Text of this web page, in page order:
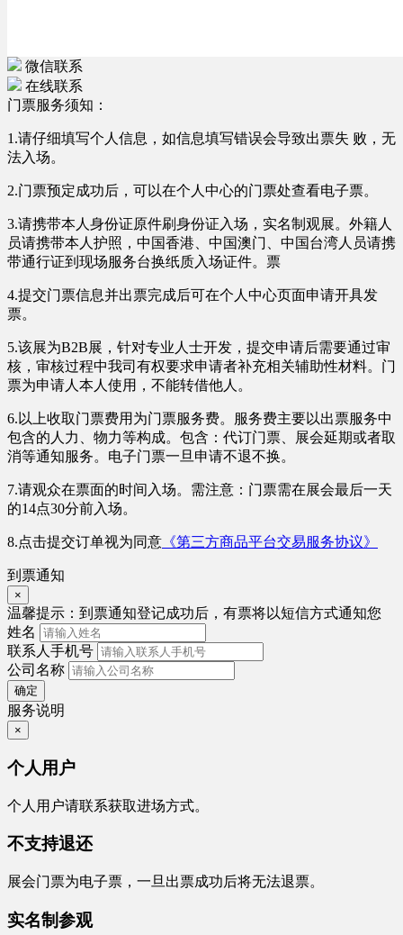
微信联系
在线联系
门票服务须知：
1.请仔细填写个人信息，如信息填写错误会导致出票失 败，无
法入场。
2.门票预定成功后，可以在个人中心的门票处查看电子票。
3.请携带本人身份证原件刷身份证入场，实名制观展。外籍人
员请携带本人护照，中国香港、中国澳门、中国台湾人员请携
带通行证到现场服务台换纸质入场证件。票
4.提交门票信息并出票完成后可在个人中心页面申请开具发
票。
5.该展为B2B展，针对专业人士开发，提交申请后需要通过审
核，审核过程中我司有权要求申请者补充相关辅助性材料。门
票为申请人本人使用，不能转借他人。
6.以上收取门票费用为门票服务费。服务费主要以出票服务中
包含的人力、物力等构成。包含：代订门票、展会延期或者取
消等通知服务。 电子门票一旦申请不退不换。
7.请观众在票面的时间入场。需注意： 门票需在展会最后一天
的14点30分前入场。
8.点击提交订单视为同意 《第三方商品平台交易服务协议》
到票通知
×
温馨提示： 到票通知登记成功后，有票将以短信方式通知您
姓名
联系人手机号
公司名称
确定
服务说明
×
个人用户
个人用户请联系获取进场方式。
不支持退还
展会门票为电子票，一旦出票成功后将无法退票。
实名制参观